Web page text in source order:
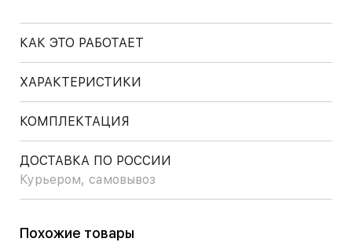
КАК ЭТО РАБОТАЕТ
ХАРАКТЕРИСТИКИ
КОМПЛЕКТАЦИЯ
ДОСТАВКА ПО РОССИИ
Курьером, самовывоз
Похожие товары